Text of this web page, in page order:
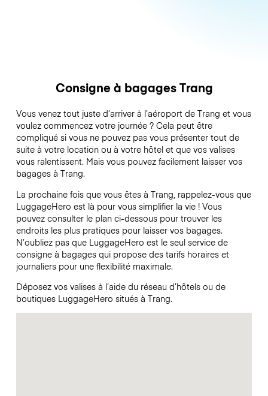
Consigne à bagages Trang
Vous venez tout juste d’arriver à l’aéroport de Trang et vous
voulez commencez votre journée ? Cela peut être
compliqué si vous ne pouvez pas vous présenter tout de
suite à votre location ou à votre hôtel et que vos valises
vous ralentissent. Mais vous pouvez facilement laisser vos
bagages à Trang.
La prochaine fois que vous êtes à Trang, rappelez-vous que
LuggageHero est là pour vous simplifier la vie ! Vous
pouvez consulter le plan ci-dessous pour trouver les
endroits les plus pratiques pour laisser vos bagages.
N’oubliez pas que LuggageHero est le seul service de
consigne à bagages qui propose des tarifs horaires et
journaliers pour une flexibilité maximale.
Déposez vos valises à l’aide du réseau d’hôtels ou de
boutiques LuggageHero situés à Trang.